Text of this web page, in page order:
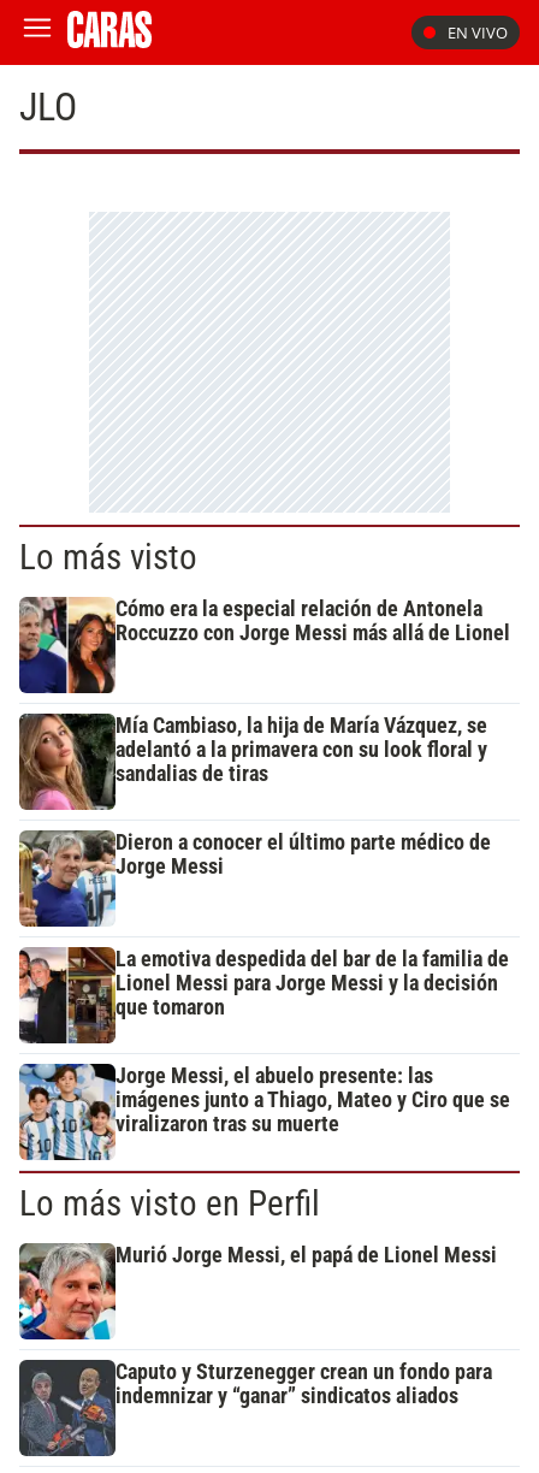
EN VIVO
JLO
Lo más visto
Cómo era la especial relación de Antonela
Roccuzzo con Jorge Messi más allá de Lionel
Mía Cambiaso, la hija de María Vázquez, se
adelantó a la primavera con su look floral y
sandalias de tiras
Dieron a conocer el último parte médico de
Jorge Messi
La emotiva despedida del bar de la familia de
Lionel Messi para Jorge Messi y la decisión
que tomaron
Jorge Messi, el abuelo presente: las
imágenes junto a Thiago, Mateo y Ciro que se
viralizaron tras su muerte
Lo más visto en Perfil
Murió Jorge Messi, el papá de Lionel Messi
Caputo y Sturzenegger crean un fondo para
indemnizar y “ganar” sindicatos aliados